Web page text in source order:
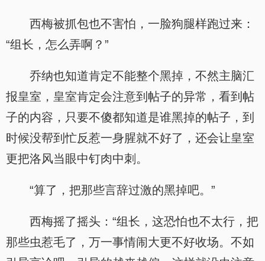
西梅被抓包也不害怕，一脸狗腿样跑过来：
“组长，怎么弄啊？”
乔纳也知道肯定不能整个黑掉，不然主脑汇
报皇室，皇室肯定会注意到帖子的异常，看到帖
子的内容，只要不傻都知道是谁黑掉的帖子，到
时候没帮到忙反惹一身腥就不好了，还会让皇室
更把洛风当眼中钉肉中刺。
“算了，把那些言辞过激的黑掉吧。”
西梅摇了摇头：“组长，这恐怕也不太行，把
那些虫惹毛了，万一事情闹大更不好收场。不如